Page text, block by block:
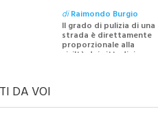
diRaimondo Burgio
Il grado di pulizia di una
strada è direttamente
proporzionale alla
civiltà dei cittadini
DA VOI